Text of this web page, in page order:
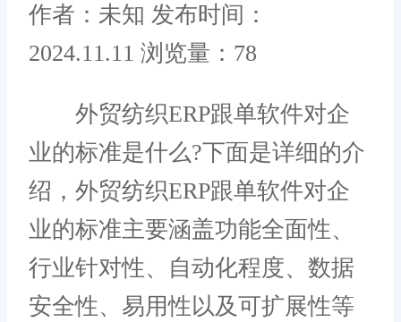
作者：未知 发布时间：
2024.11.11 浏览量：78
外贸纺织ERP跟单软件对企
业的标准是什么?下面是详细的介
绍，外贸纺织ERP跟单软件对企
业的标准主要涵盖功能全面性、
行业针对性、自动化程度、数据
安全性、易用性以及可扩展性等